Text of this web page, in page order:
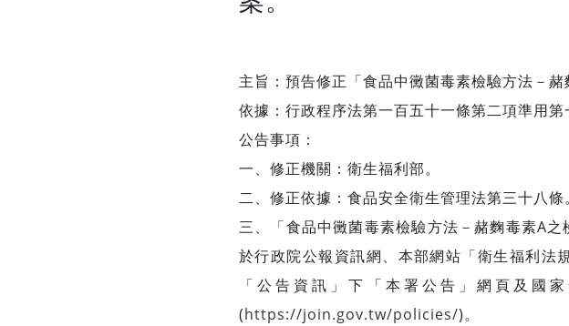
主旨：預告修正「食品中黴菌毒素檢驗方法－赭
依據：行政程序法第一百五十一條第二項準用第
公告事項：
一、修正機關：衛生福利部。
二、修正依據：食品安全衛生管理法第三十八條。
三、「食品中黴菌毒素檢驗方法－赭麴毒素A
於行政院公報資訊網、本部網站「衛生福利法
「公告資訊」下「本署公告」網頁及國
(https://join.gov.tw/policies/)。